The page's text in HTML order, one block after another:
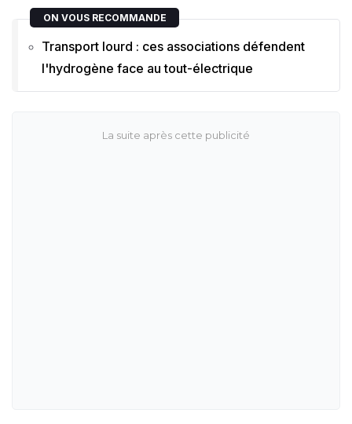
ON VOUS RECOMMANDE
Transport lourd : ces associations défendent
l'hydrogène face au tout-électrique